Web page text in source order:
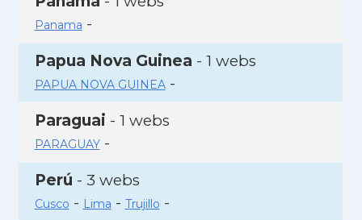
Panama -
Papua Nova Guinea - 1 webs
PAPUA NOVA GUINEA-
Paraguai - 1 webs
PARAGUAY-
Perú - 3 webs
Cusco - Lima - Trujillo -